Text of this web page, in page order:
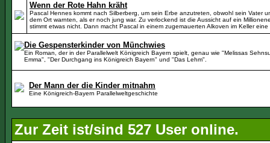
Wenn der Rote Hahn kräht
Pascal Hennes kommt nach Silberberg, um sein Erbe anzutreten, obwohl sein Vater
dem Ort warnten, als er noch jung war. Zu verlockend ist die Aussicht auf ein
stimmt etwas nicht. Dann macht Pascal in einem zugemauerten Alkoven im Keller
Die Gespensterkinder von Münchwies
Ein Roman, der in der Parallelwelt Königreich Bayern spielt, genau wie "Melissas
Emma", "Der Durchgang ins Königreich Bayern" und "Das Lehm".
Der Mann der die Kinder mitnahm
Eine Königreich-Bayern Parallelweltgeschichte
Zur Zeit ist/sind 527 User online.